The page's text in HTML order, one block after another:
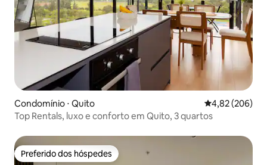
Condomínio ⋅ Quito 4,82 de uma
4,82 (206)
Top Rentals, luxo e conforto em Quito, 3 quartos
Preferido dos hóspedes
Preferido dos hóspedes